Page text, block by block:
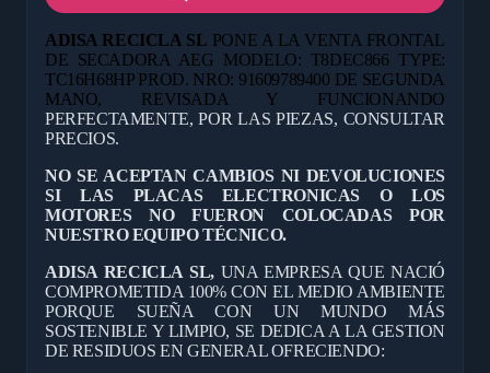
ADISA RECICLA SL PONE A LA VENTA FRONTAL
DE SECADORA AEG MODELO: T8DEC866 TYPE:
TC16H68HP PROD. NRO: 91609789400 DE SEGUNDA
MANO, REVISADA Y FUNCIONANDO
PERFECTAMENTE, POR LAS PIEZAS, CONSULTAR
PRECIOS.
NO SE ACEPTAN CAMBIOS NI DEVOLUCIONES
SI LAS PLACAS ELECTRONICAS O LOS
MOTORES NO FUERON COLOCADAS POR
NUESTRO EQUIPO TÉCNICO.
ADISA RECICLA SL, UNA EMPRESA QUE NACIÓ
COMPROMETIDA 100% CON EL MEDIO AMBIENTE
PORQUE SUEÑA CON UN MUNDO MÁS
SOSTENIBLE Y LIMPIO, SE DEDICA A LA GESTION
DE RESIDUOS EN GENERAL OFRECIENDO: